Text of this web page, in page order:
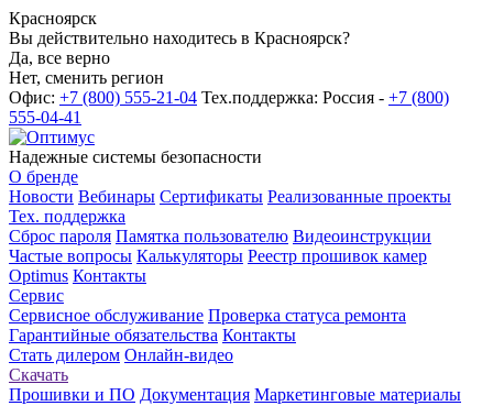
Красноярск
Вы действительно находитесь в Красноярск?
Да, все верно
Нет, сменить регион
Офис: +7 (800) 555-21-04 Тех.поддержка: Россия - +7 (800)
555-04-41
Надежные системы безопасности
О бренде
Новости Вебинары Сертификаты Реализованные проекты
Тех. поддержка
Сброс пароля Памятка пользователю Видеоинструкции
Частые вопросы Калькуляторы Реестр прошивок камер
Optimus Контакты
Сервис
Сервисное обслуживание Проверка статуса ремонта
Гарантийные обязательства Контакты
Стать дилером Онлайн-видео
Скачать
Прошивки и ПО Документация Маркетинговые материалы